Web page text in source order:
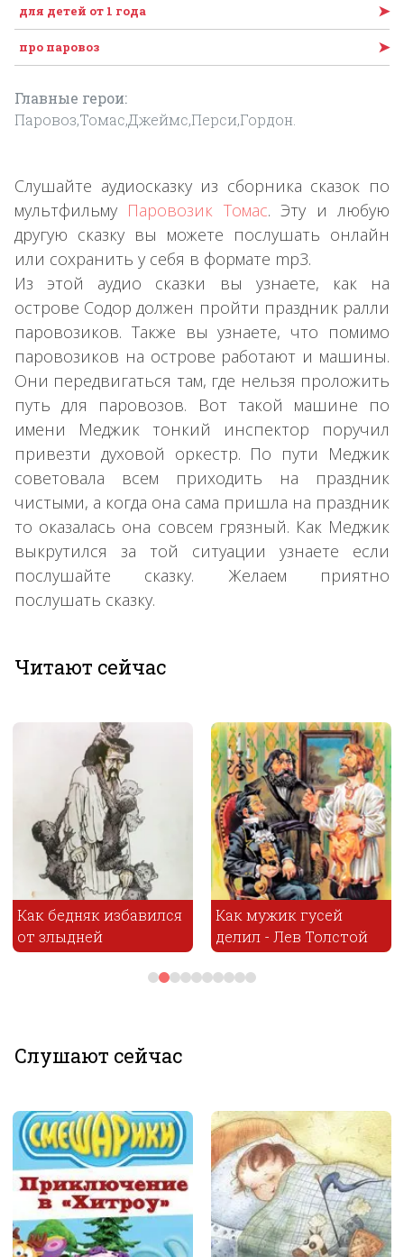
для детей от 1 года ➤
про паровоз ➤
Главные герои:
Паровоз,Томас,Джеймс,Перси,Гордон.
Слушайте аудиосказку из сборника сказок по
мультфильму Паровозик Томас. Эту и любую
другую сказку вы можете послушать онлайн
или сохранить у себя в формате mp3.
Из этой аудио сказки вы узнаете, как на
острове Содор должен пройти праздник ралли
паровозиков. Также вы узнаете, что помимо
паровозиков на острове работают и машины.
Они передвигаться там, где нельзя проложить
путь для паровозов. Вот такой машине по
имени Меджик тонкий инспектор поручил
привезти духовой оркестр. По пути Меджик
советовала всем приходить на праздник
чистыми, а когда она сама пришла на праздник
то оказалась она совсем грязный. Как Меджик
выкрутился за той ситуации узнаете если
послушайте сказку. Желаем приятно
послушать сказку.
Читают сейчас
Как мужик гусей
делил - Лев Толстой
Лисичка-
волк
Слушают сейчас